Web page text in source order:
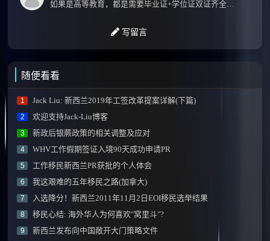
写留言
随便看看
1 Jack Liu: 新西兰2019年工签改革提案详解(下篇)
2 欢迎支持Jack-Liu博客
3 新政后银蕨政策的相关调整及应对
4 WHV工作假期签证入境90天成功申请PR
5 工作移民新西兰PR获批的个人体会
6 我这艰难的五年移民之路(加拿大)
7 入选降分！新西兰2011年11月2日EOI移民选举结果
8 移民心结: 海外华人为何喜欢"窝里斗"?
9 新西兰发布向中国敞开大门策略文件